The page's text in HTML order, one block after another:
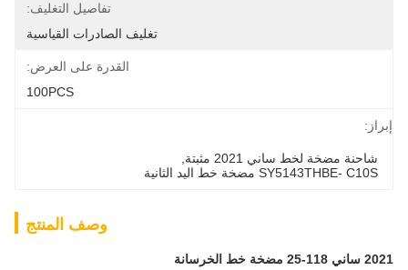
تفاصيل التغليف:
تغليف الصادرات القياسية
القدرة على العرض:
100PCS
إبراز:
شاحنة مضخة لخط ساني 2021 مثبتة
,
SY5143THBE- C10S مضخة خط اليد الثانية
وصف المنتج
2021 ساني 118-25 مضخة خط الخرسانة